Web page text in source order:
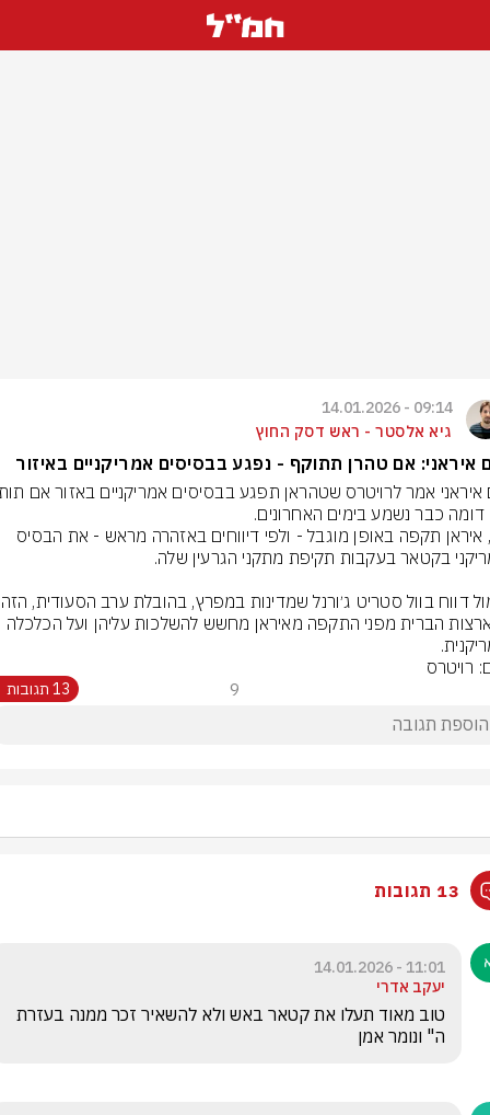
09:14 - 14.01.2026
גיא אלסטר - ראש דסק החוץ
איראני: אם טהרן תתוקף - נפגע בבסיסים אמריקניים באיזור
דומה כבר נשמע בימים האחרונים.
רויטרס
9 13 תגובות
13 תגובות
11:01 - 14.01.2026
יעקב אדרי
ה" ונומר אמן